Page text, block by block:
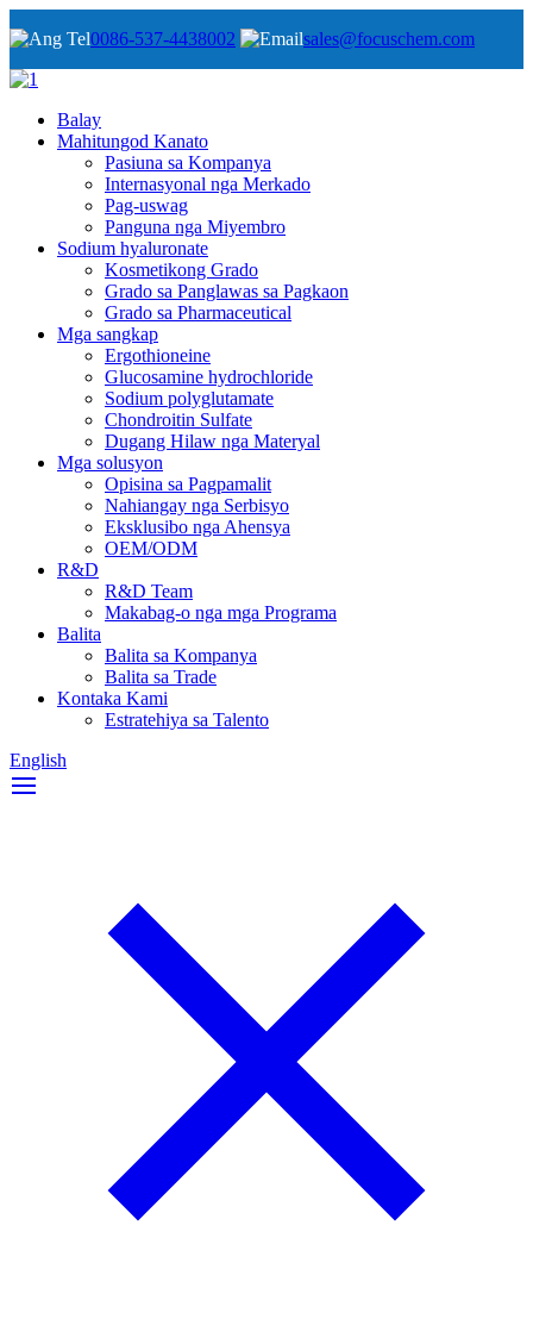
0086-537-4438002 sales@focuschem.com
Balay
Mahitungod Kanato
Pasiuna sa Kompanya
Internasyonal nga Merkado
Pag-uswag
Panguna nga Miyembro
Sodium hyaluronate
Kosmetikong Grado
Grado sa Panglawas sa Pagkaon
Grado sa Pharmaceutical
Mga sangkap
Ergothioneine
Glucosamine hydrochloride
Sodium polyglutamate
Chondroitin Sulfate
Dugang Hilaw nga Materyal
Mga solusyon
Opisina sa Pagpamalit
Nahiangay nga Serbisyo
Eksklusibo nga Ahensya
OEM/ODM
R&D
R&D Team
Makabag-o nga mga Programa
Balita
Balita sa Kompanya
Balita sa Trade
Kontaka Kami
Estratehiya sa Talento
English